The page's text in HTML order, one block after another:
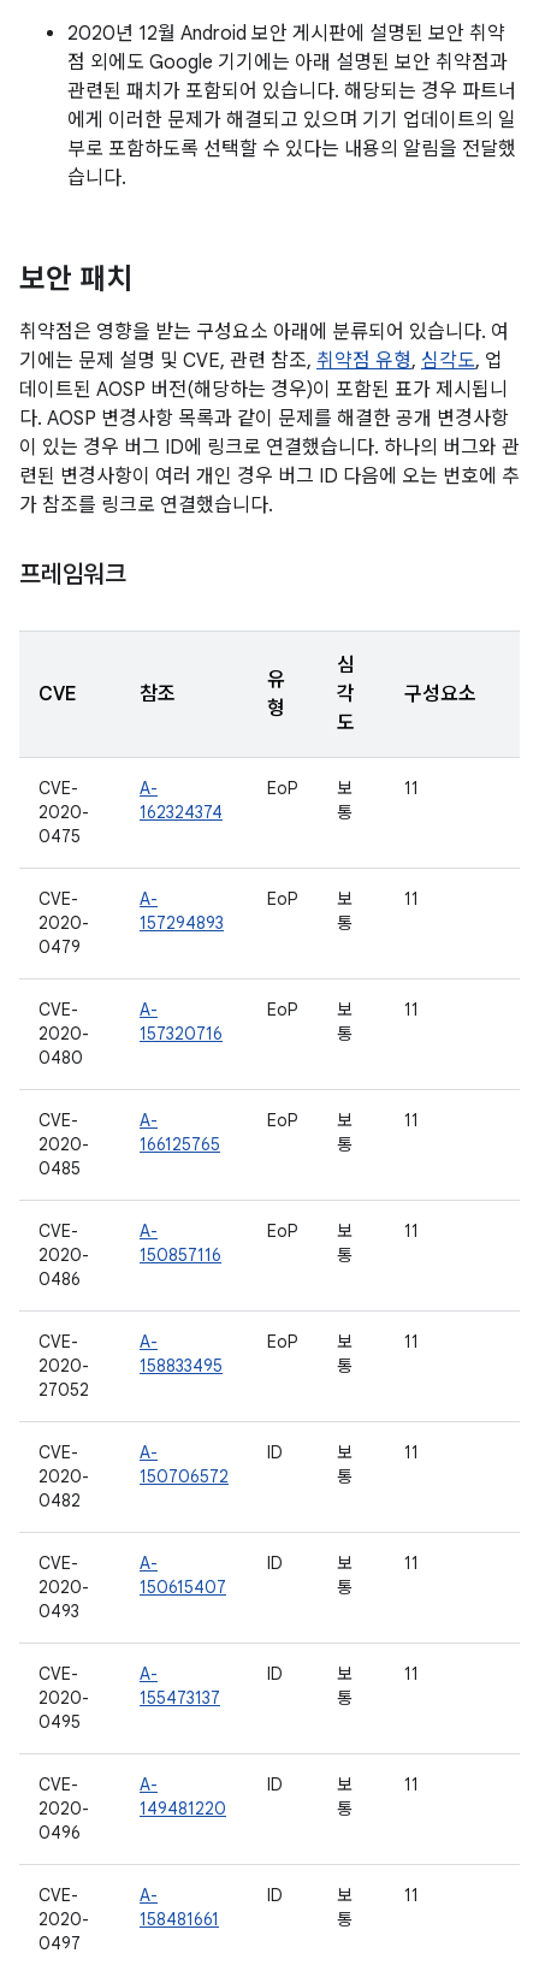
2020년 12월 Android 보안 게시판에 설명된 보안 취약
점 외에도 Google 기기에는 아래 설명된 보안 취약점과
관련된 패치가 포함되어 있습니다. 해당되는 경우 파트너
에게 이러한 문제가 해결되고 있으며 기기 업데이트의 일
부로 포함하도록 선택할 수 있다는 내용의 알림을 전달했
습니다.
보안 패치
취약점은 영향을 받는 구성요소 아래에 분류되어 있습니다. 여
기에는 문제 설명 및 CVE, 관련 참조, 취약점 유형, 심각도, 업
데이트된 AOSP 버전(해당하는 경우)이 포함된 표가 제시됩니
다. AOSP 변경사항 목록과 같이 문제를 해결한 공개 변경사항
이 있는 경우 버그 ID에 링크로 연결했습니다. 하나의 버그와 관
련된 변경사항이 여러 개인 경우 버그 ID 다음에 오는 번호에 추
가 참조를 링크로 연결했습니다.
프레임워크
CVE 참조
유
형
심
각
도
구성요소
CVE-
2020-
0475
A-
162324374
EoP
보
통
11
CVE-
2020-
0479
A-
157294893
EoP
보
통
11
CVE-
2020-
0480
A-
157320716
EoP
보
통
11
CVE-
2020-
0485
A-
166125765
EoP
보
통
11
CVE-
2020-
0486
A-
150857116
EoP
보
통
11
CVE-
2020-
27052
A-
158833495
EoP
보
통
11
CVE-
2020-
0482
A-
150706572
ID
보
통
11
CVE-
2020-
0493
A-
150615407
ID
보
통
11
CVE-
2020-
0495
A-
155473137
ID
보
통
11
CVE-
2020-
0496
A-
149481220
ID
보
통
11
CVE-
2020-
0497
A-
158481661
ID
보
통
11